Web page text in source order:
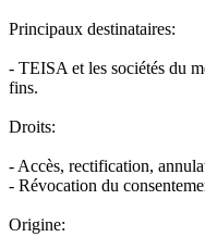
Principaux destinataires:
- TEISA et les sociétés du
fins.
Droits:
- Accès, rectification,
- Révocation du
Origine: